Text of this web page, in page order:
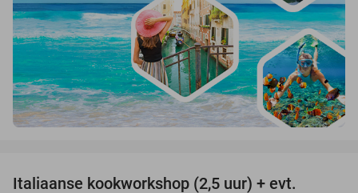
Italiaanse kookworkshop (2,5 uur) + evt.